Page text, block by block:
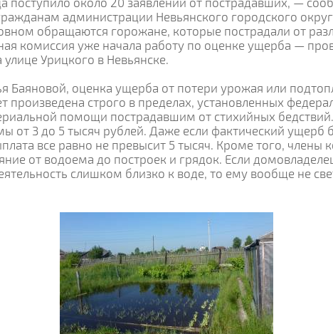
администрации Невьянского городского
обращаются горожане, которые пострадали от
комиссия уже начала работу по оценке ущерба —
Урицкого в Невьянске.
Баяновой, оценка ущерба от потери урожая или
произведена строго в пределах, установленных
помощи пострадавшим от стихийных
от 3 до 5 тысяч рублей. Даже если фактический ущерб
все равно не превысит 5 тысяч. Кроме того, члены
от водоема до построек и грядок. Если
слишком близко к воде, то ему вообще не